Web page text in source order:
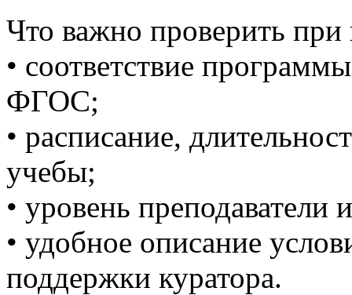
Что важно проверить
• соответствие
ФГОС;
• расписание,
учебы;
• уровень
• удобное описание
поддержки куратора.